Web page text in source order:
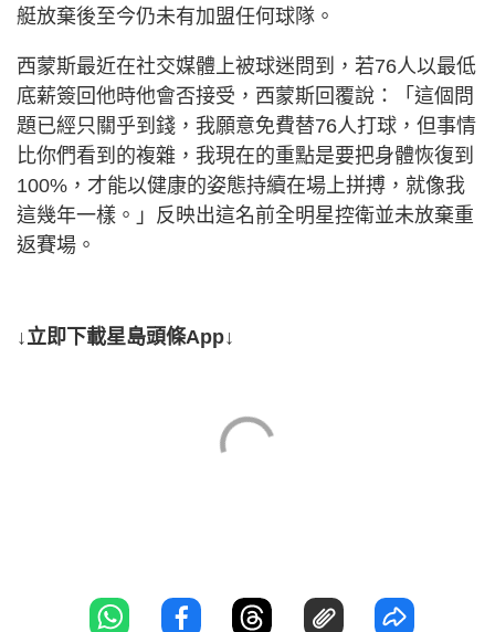
艇放棄後至今仍未有加盟任何球隊。
西蒙斯最近在社交媒體上被球迷問到，若76人以最低
底薪簽回他時他會否接受，西蒙斯回覆說：「這個問
題已經只關乎到錢，我願意免費替76人打球，但事情
比你們看到的複雜，我現在的重點是要把身體恢復到
100%，才能以健康的姿態持續在場上拼搏，就像我
這幾年一樣。」反映出這名前全明星控衛並未放棄重
返賽場。
↓立即下載星島頭條App↓